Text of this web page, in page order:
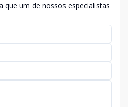
que um de nossos especialistas